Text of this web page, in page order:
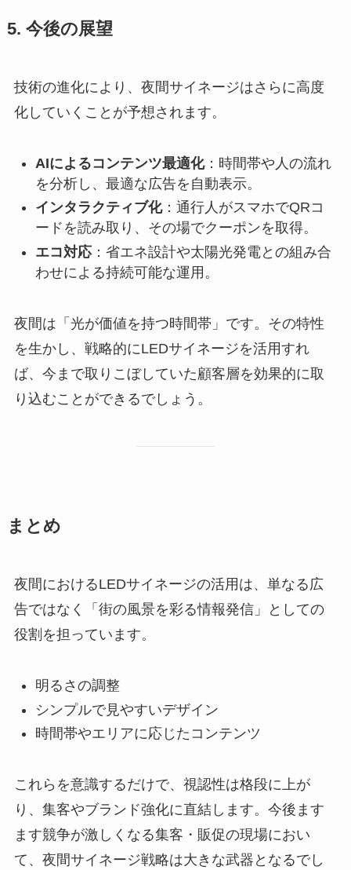
5. 今後の展望
技術の進化により、夜間サイネージはさらに高度
化していくことが予想されます。
AIによるコンテンツ最適化：時間帯や人の流れ
を分析し、最適な広告を自動表示。
インタラクティブ化：通行人がスマホでQRコ
ードを読み取り、その場でクーポンを取得。
エコ対応：省エネ設計や太陽光発電との組み合
わせによる持続可能な運用。
夜間は「光が価値を持つ時間帯」です。その特性
を生かし、戦略的にLEDサイネージを活用すれ
ば、今まで取りこぼしていた顧客層を効果的に取
り込むことができるでしょう。
まとめ
夜間におけるLEDサイネージの活用は、単なる広
告ではなく「街の風景を彩る情報発信」としての
役割を担っています。
明るさの調整
シンプルで見やすいデザイン
時間帯やエリアに応じたコンテンツ
これらを意識するだけで、視認性は格段に上が
り、集客やブランド強化に直結します。今後ます
ます競争が激しくなる集客・販促の現場におい
て、夜間サイネージ戦略は大きな武器となるでし